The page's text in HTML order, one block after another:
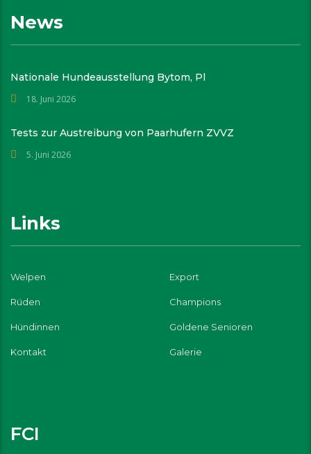
News
Nationale Hundeausstellung Bytom, Pl
18. Juni 2026
Tests zur Austreibung von Paarhufern ZVVZ
5. Juni 2026
Links
Welpen Export
Rüden Champions
Hündinnen Goldene Senioren
Kontakt Galerie
FCI